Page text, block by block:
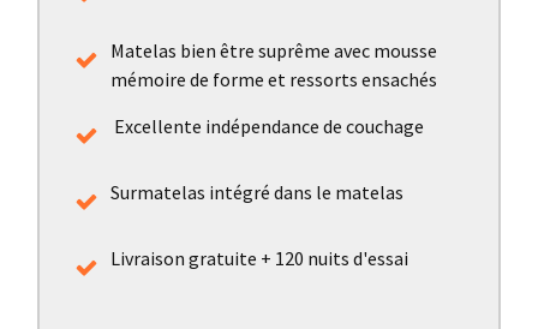
Matelas bien être suprême avec mousse
mémoire de forme et ressorts ensachés
Excellente indépendance de couchage
Surmatelas intégré dans le matelas
Livraison gratuite + 120 nuits d'essai